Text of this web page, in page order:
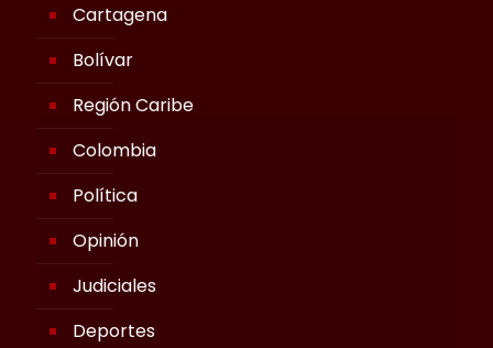
Cartagena
Bolívar
Región Caribe
Colombia
Política
Opinión
Judiciales
Deportes